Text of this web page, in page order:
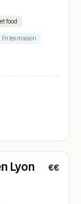
food
Frites maison
Lyon €€